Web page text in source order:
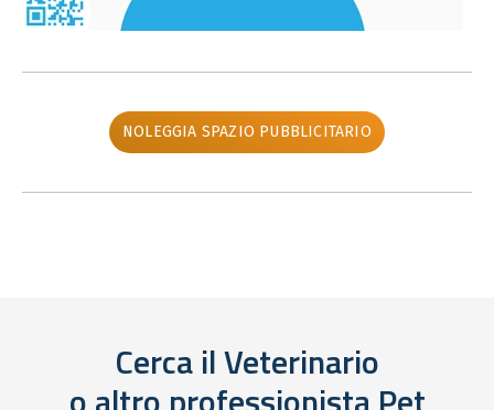
NOLEGGIA SPAZIO PUBBLICITARIO
Cerca il Veterinario